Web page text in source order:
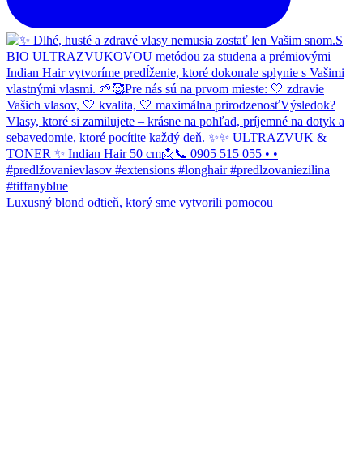
Luxusný blond odtieň, ktorý sme vytvorili pomocou